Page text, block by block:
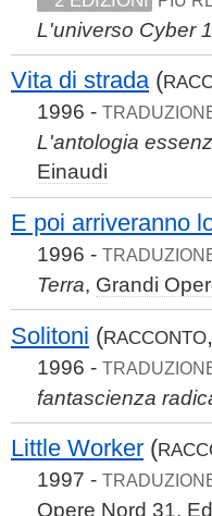
L'universo Cyber 1
Vita di strada(
1996 -
L'antologia
Einaudi
E poi arriveranno
1996 -
Terra, Grandi
Solitoni (RACCONTO,
1996 -
fantascienza
Little Worker (
1997 -
Opere Nord 31,